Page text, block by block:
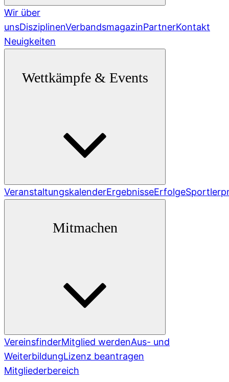
Wir über
unsDisziplinenVerbandsmagazinPartnerKontakt
Neuigkeiten
Wettkämpfe & Events
VeranstaltungskalenderErgebnisseErfolge
Mitmachen
VereinsfinderMitglied werdenAus- und
WeiterbildungLizenz beantragen
Mitgliederbereich